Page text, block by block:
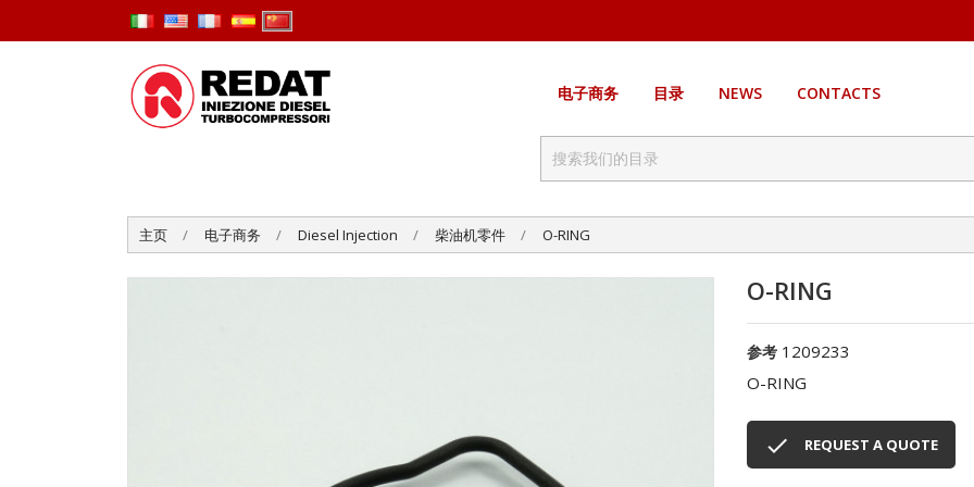
电子商务 目录 NEWS CONTACTS
主页 电子商务 Diesel Injection 柴油机零件 O-RING
O-RING
参考 1209233
O-RING
 REQUEST A QUOTE